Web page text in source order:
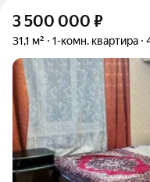
3 500 000 ₽
31,1 м² 1-комн. квартира